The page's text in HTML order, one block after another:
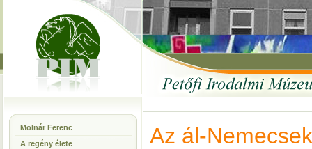
Molnár Ferenc
A regény élete
Az ál-